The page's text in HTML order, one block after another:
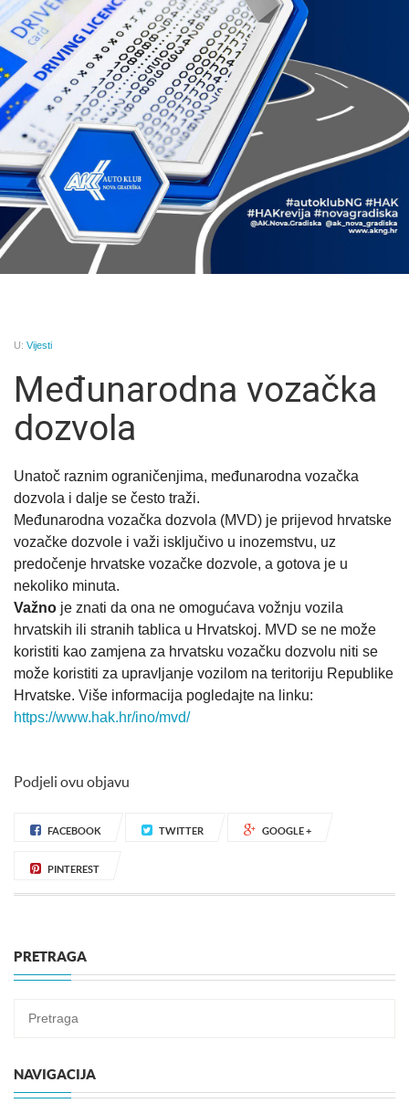
U: Vijesti
Međunarodna vozačka
dozvola
Unatoč raznim ograničenjima, međunarodna vozačka
dozvola i dalje se često traži.
Međunarodna vozačka dozvola (MVD) je prijevod hrvatske
vozačke dozvole i važi isključivo u inozemstvu, uz
predočenje hrvatske vozačke dozvole, a gotova je u
nekoliko minuta.
Važno je znati da ona ne omogućava vožnju vozila
hrvatskih ili stranih tablica u Hrvatskoj. MVD se ne može
koristiti kao zamjena za hrvatsku vozačku dozvolu niti se
može koristiti za upravljanje vozilom na teritoriju Republike
Hrvatske. Više informacija pogledajte na linku:
https://www.hak.hr/ino/mvd/
Podjeli ovu objavu
FACEBOOK TWITTER GOOGLE +
PINTEREST
PRETRAGA
NAVIGACIJA